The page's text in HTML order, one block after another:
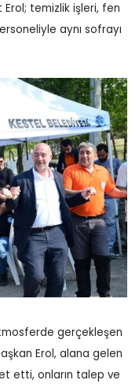
temizlik işleri, fen
aynı sofrayı
gerçekleşen
Erol, alana gelen
etti, onların talep ve